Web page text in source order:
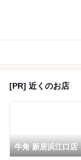
[PR] 近くのお店
牛角 新居浜江口店